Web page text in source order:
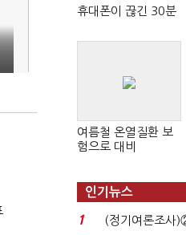
휴대폰이 끊긴 30분
여름철 온열질환 보
험으로 대비
인기뉴스
1
(정기여론조사